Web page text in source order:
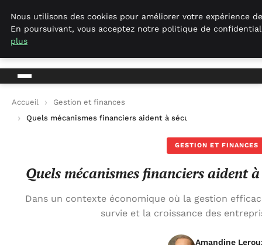
Accueil
Gestion et finances
Quels mécanismes financiers aident à sécuriser la trésorerie ?
GESTION ET FINANCES
Quels mécanismes financiers aident
Dans un contexte économique où la gestion
survie et la croissance des
Amandine
Nous utilisons des cookies pour améliorer votre expérience
En poursuivant, vous acceptez notre politique de
plus